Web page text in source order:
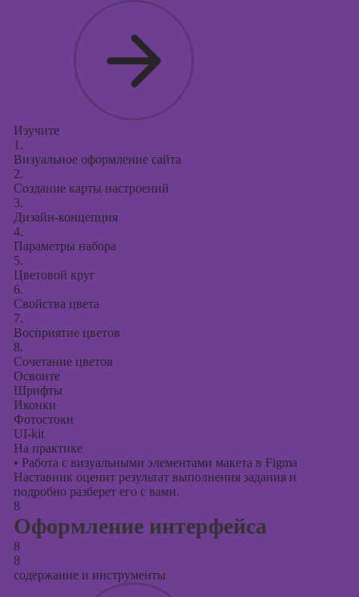
Изучите
1.
Визуальное оформление сайта
2.
Создание карты настроений
3.
Дизайн-концепция
4.
Параметры набора
5.
Цветовой круг
6.
Свойства цвета
7.
Восприятие цветов
8.
Сочетание цветов
Освоите
Шрифты
Иконки
Фотостоки
UI-kit
На практике
• Работа с визуальными элементами макета в Figma
Наставник оценит результат выполнения задания и
подробно разберет его с вами.
8
Оформление интерфейса
8
8
содержание и инструменты